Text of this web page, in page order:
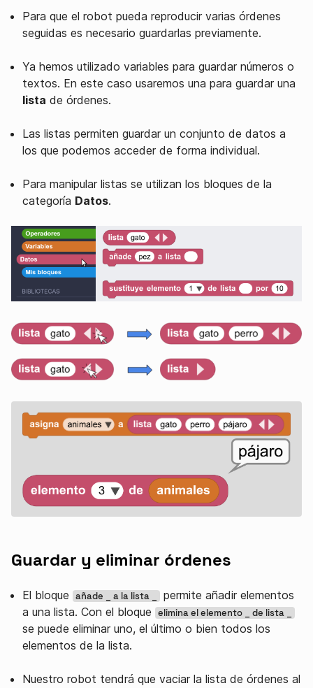
Para que el robot pueda reproducir varias órdenes
seguidas es necesario guardarlas previamente.
Ya hemos utilizado variables para guardar números o
textos. En este caso usaremos una para guardar una
lista de órdenes.
Las listas permiten guardar un conjunto de datos a
los que podemos acceder de forma individual.
Para manipular listas se utilizan los bloques de la
categoría Datos.
Guardar y eliminar órdenes
El bloque añade _ a la lista _
permite añadir elementos
a una lista. Con el bloque elimina el elemento _ de lista _
se puede eliminar uno, el último o bien todos los
elementos de la lista.
Nuestro robot tendrá que vaciar la lista de órdenes al